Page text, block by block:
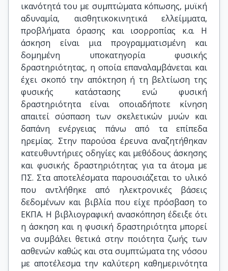
ικανότητά του με συμπτώματα κόπωσης, μυϊκή
αδυναμία, αισθητικοκινητικά ελλείμματα,
προβλήματα όρασης και ισορροπίας κ.α. Η
άσκηση είναι μια προγραμματισμένη και
δομημένη υποκατηγορία φυσικής
δραστηριότητας, η οποία επαναλαμβάνεται και
έχει σκοπό την απόκτηση ή τη βελτίωση της
φυσικής κατάστασης ενώ φυσική
δραστηριότητα είναι οποιαδήποτε κίνηση
απαιτεί σύσπαση των σκελετικών μυών και
δαπάνη ενέργειας πάνω από τα επίπεδα
ηρεμίας. Στην παρούσα έρευνα αναζητήθηκαν
κατευθυντήριες οδηγίες και μεθόδους άσκησης
και φυσικής δραστηριότητας για τα άτομα με
ΠΣ. Στα αποτελέσματα παρουσιάζεται το υλικό
που αντλήθηκε από ηλεκτρονικές βάσεις
δεδομένων και βιβλία που είχε πρόσβαση το
ΕΚΠΑ. Η βιβλιογραφική ανασκόπηση έδειξε ότι
η άσκηση και η φυσική δραστηριότητα μπορεί
να συμβάλει θετικά στην ποιότητα ζωής των
ασθενών καθώς και στα συμπτώματα της νόσου
με αποτέλεσμα την καλύτερη καθημερινότητα